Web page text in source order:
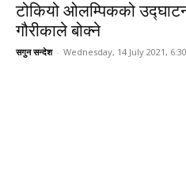
टोकियो ओलम्पिकको
गौरीकाले बोक्ने
सगुन सन्देश - Wednesday, 14 July 2021, 6:30